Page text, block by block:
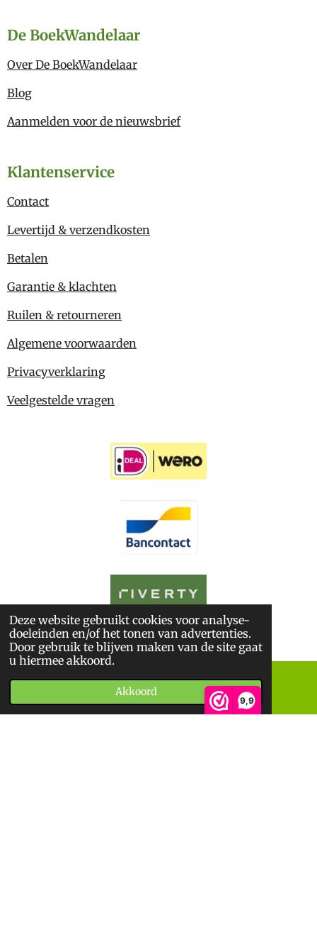
Deze website gebruikt cookies voor analyse-
doeleinden en/of het tonen van advertenties.
Door gebruik te blijven maken van de site gaat
u hiermee akkoord.
Akkoord
9,9
De BoekWandelaar
Over De BoekWandelaar
Blog
Aanmelden voor de nieuwsbrief
Klantenservice
Contact
Levertijd & verzendkosten
Betalen
Garantie & klachten
Ruilen & retourneren
Algemene voorwaarden
Privacyverklaring
Veelgestelde vragen
© 2026De BoekWandelaar
*Sitemap *Privacyverklaring*Algemene Voorwaarden
Telefoonnummer